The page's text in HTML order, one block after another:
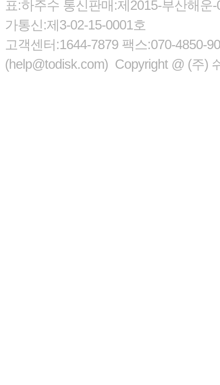
표:하주수 통신판매:제2015-부산해
가통신:제3-02-15-0001호
고객센터:1644-7879 팩스:070-4850-
(help@todisk.com) Copyright @ (주)